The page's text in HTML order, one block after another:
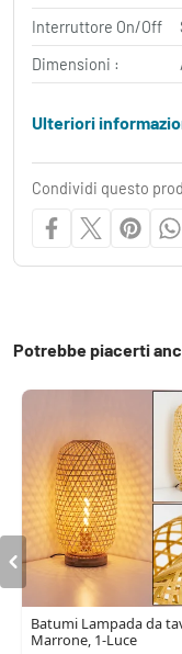
Interruttore On/Off
Dimensioni :
Ulteriori
Condividi questo
Potrebbe piacerti
Batumi Lampada da
Marrone, 1-Luce